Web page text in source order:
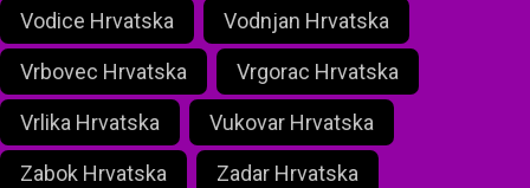
Vodice Hrvatska Vodnjan Hrvatska
Vrbovec Hrvatska Vrgorac Hrvatska
Vrlika Hrvatska Vukovar Hrvatska
Zabok Hrvatska Zadar Hrvatska